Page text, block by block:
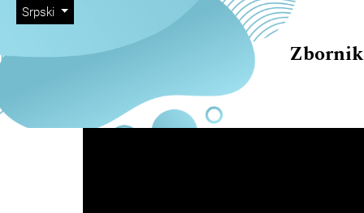
##navigation.skip.nav##
##navigation.skip.main##
##navigation.skip.footer##
##plugins.themes.immersion.language.toggle##
Srpski